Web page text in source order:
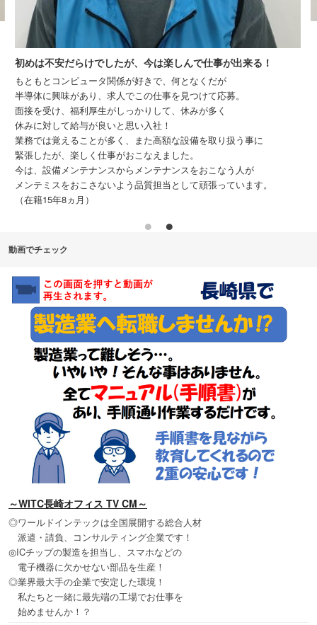
楽しんで仕事が出来る！
、何となくだが
事を見つけて応募。
て、休みが多く
！
額な設備を取り扱う事に
ました。
ナンスをおこなう人が
当として頑張っています。
職場の雰囲気が大好きです。
半導体と言う未知の世界で今までと
ました。
入社をしてみると、作業を覚えるに
多く難しく感じましたが、１年程経
仕事がそれなりに出来る様になった。
（それでも1年頑張れた理由は、先輩
かけてもらえ、嫌な思いをせずに仕
今後の目標は「先輩と同じ事が後輩
なりたい！」です。（入社2年7か月）
動画でチェック
～WITC長崎オフィス TV CM～
◎ワールドインテックは全国展開する総合人材
派遣・請負、コンサルティング企業です！
◎ICチップの製造を担当し、スマホなどの
電子機器に欠かせない部品を生産！
◎業界最大手の企業で安定した環境！
私たちと一緒に最先端の工場でお仕事を
始めませんか！？